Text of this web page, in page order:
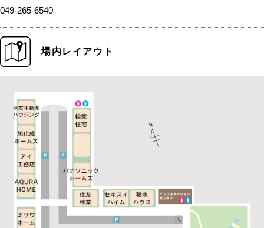
049-265-6540
場内レイアウト